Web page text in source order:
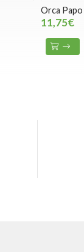
Orca
11,75€